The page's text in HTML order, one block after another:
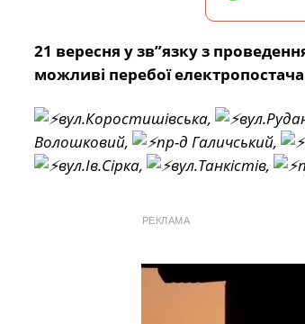
21 вересня у зв”язку з
можливі перебої
вул.Коростишівська,
Волошковий,
пр-д Галичський,
вул.Ів.Сірка,
вул.Танкістів,
РЕКЛАМА